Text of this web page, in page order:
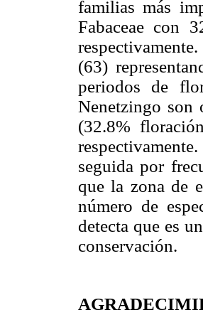
familias más
Fabaceae con
(63)
periodos de
Nenetzingo
(32.8%
seguida por
que la zona de
número de
detecta que es
conservación.